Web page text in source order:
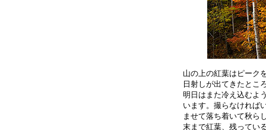
山の上の紅葉はピーク
日射しが出てきたとこ
明日はまた冷え込むよ
います。撮らなければ
ませて落ち着いて秋ら